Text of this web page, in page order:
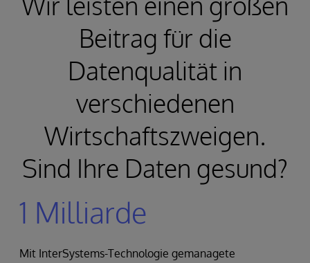
Beitrag für die
Datenqualität in
verschiedenen
Wirtschaftszweigen.
Sind Ihre Daten gesund?
1 Milliarde
Mit InterSystems-Technologie gemanagete